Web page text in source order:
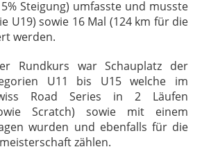
Steigung) umfasste und musste
U19) sowie 16 Mal (124 km für die
werden.
Rundkurs war Schauplatz der
U11 bis U15 welche im
Road Series in 2 Läufen
Scratch) sowie mit einem
wurden und ebenfalls für die
zählen.